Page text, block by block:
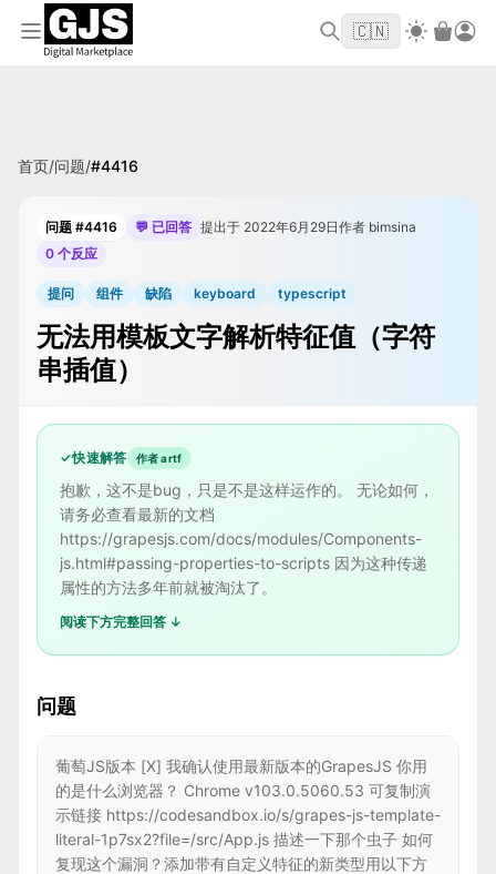
欢迎来到 GJS.MARKET！使用优惠码 WELCOME2026
首单立
🇨🇳
首页/问题/#4416
问题 #4416 💬 已回答 提出于 2022年6月29日作者 bimsina
0 个反应
提问 组件 缺陷 keyboard typescript
无法用模板文字解析特征值（字符
串插值）
✓快速解答 作者 artf
抱歉，这不是bug，只是不是这样运作的。 无论如何，
请务必查看最新的文档
https://grapesjs.com/docs/modules/Components-
js.html#passing-properties-to-scripts 因为这种传递
属性的方法多年前就被淘汰了。
阅读下方完整回答 ↓
问题
葡萄JS版本 [X] 我确认使用最新版本的GrapesJS 你用
的是什么浏览器？ Chrome v103.0.5060.53 可复制演
示链接 https://codesandbox.io/s/grapes-js-template-
literal-1p7sx2?file=/src/App.js 描述一下那个虫子 如何
复现这个漏洞？添加带有自定义特征的新类型用以下方